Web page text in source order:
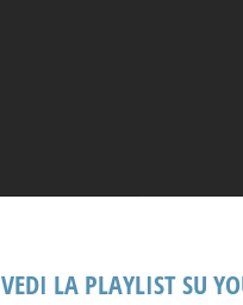
VEDI LA PLAYLIST SU